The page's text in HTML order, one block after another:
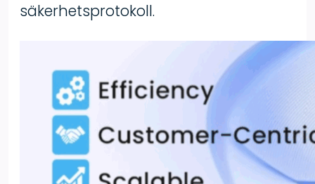
säkerhetsprotokoll.